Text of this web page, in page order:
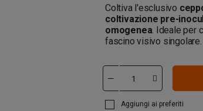
Coltiva l'esclusivo
coltivazione pre-
omogenea. Ideale per
fascino visivo singolare.
Aggiungi ai preferiti